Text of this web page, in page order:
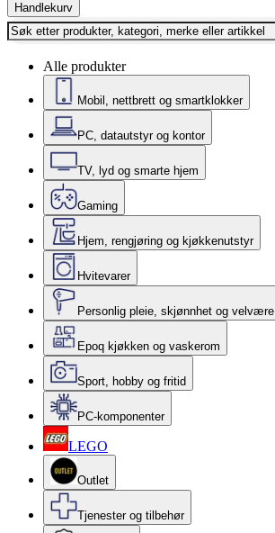
Handlekurv
Alle produkter
Mobil, nettbrett og smartklokker
PC, datautstyr og kontor
TV, lyd og smarte hjem
Gaming
Hjem, rengjøring og kjøkkenutstyr
Hvitevarer
Personlig pleie, skjønnhet og velvære
Epoq kjøkken og vaskerom
Sport, hobby og fritid
PC-komponenter
LEGO
Outlet
Tjenester og tilbehør